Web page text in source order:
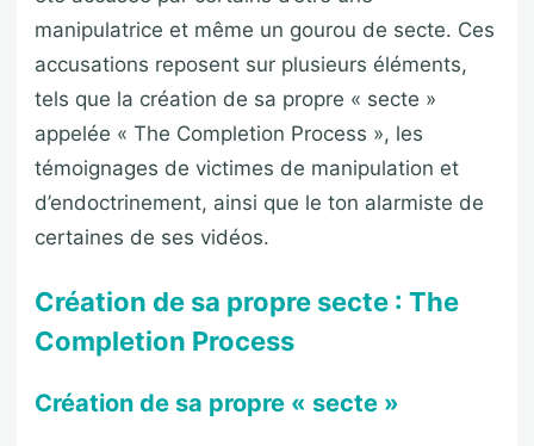
manipulatrice et même un gourou de secte. Ces
accusations reposent sur plusieurs éléments,
tels que la création de sa propre « secte »
appelée « The Completion Process », les
témoignages de victimes de manipulation et
d’endoctrinement, ainsi que le ton alarmiste de
certaines de ses vidéos.
Création de sa propre secte : The
Completion Process
Création de sa propre « secte »